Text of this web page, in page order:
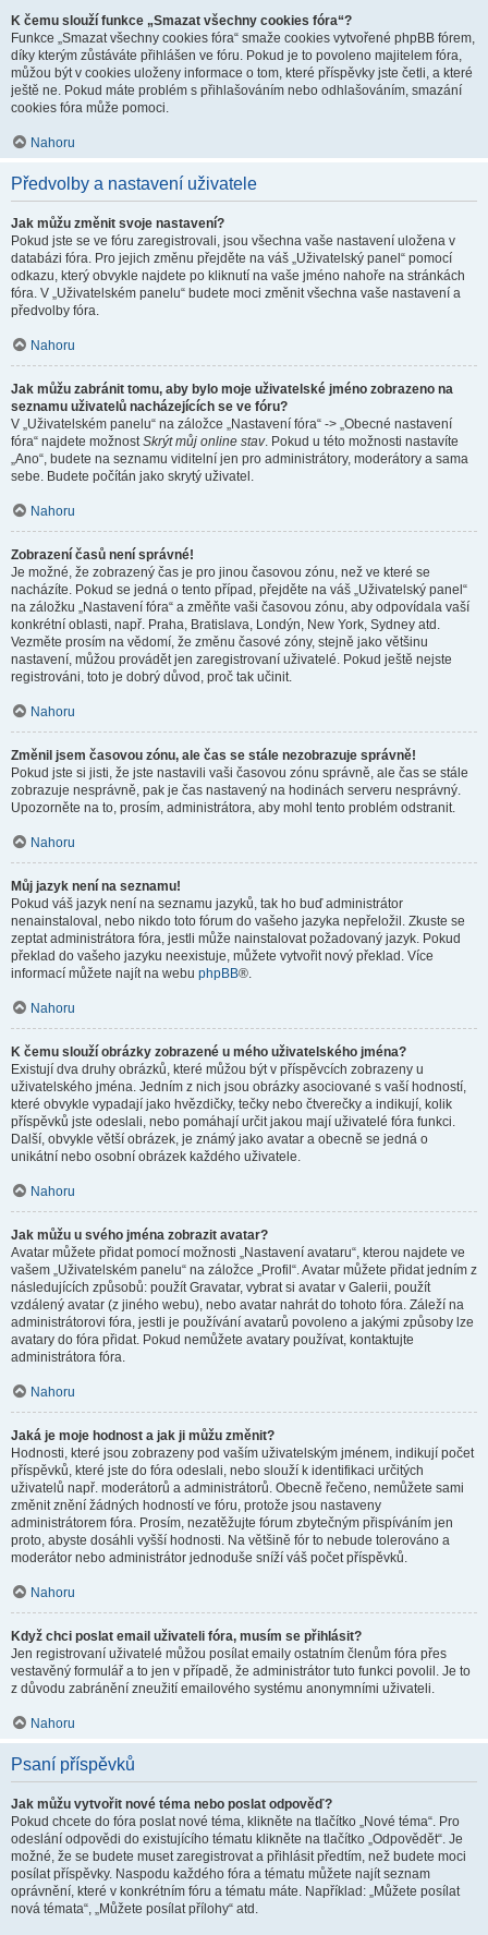
K čemu slouží funkce „Smazat všechny cookies fóra“?
Funkce „Smazat všechny cookies fóra“ smaže cookies vytvořené phpBB fórem,
díky kterým zůstáváte přihlášen ve fóru. Pokud je to povoleno majitelem fóra,
můžou být v cookies uloženy informace o tom, které příspěvky jste četli, a které
ještě ne. Pokud máte problém s přihlašováním nebo odhlašováním, smazání
cookies fóra může pomoci.
Nahoru
Předvolby a nastavení uživatele
Jak můžu změnit svoje nastavení?
Pokud jste se ve fóru zaregistrovali, jsou všechna vaše nastavení uložena v
databázi fóra. Pro jejich změnu přejděte na váš „Uživatelský panel“ pomocí
odkazu, který obvykle najdete po kliknutí na vaše jméno nahoře na stránkách
fóra. V „Uživatelském panelu“ budete moci změnit všechna vaše nastavení a
předvolby fóra.
Nahoru
Jak můžu zabránit tomu, aby bylo moje uživatelské jméno zobrazeno na
seznamu uživatelů nacházejících se ve fóru?
V „Uživatelském panelu“ na záložce „Nastavení fóra“ -> „Obecné nastavení
fóra“ najdete možnostSkrýt můj online stav. Pokud u této možnosti nastavíte
„Ano“, budete na seznamu viditelní jen pro administrátory, moderátory a sama
sebe. Budete počítán jako skrytý uživatel.
Nahoru
Zobrazení časů není správné!
Je možné, že zobrazený čas je pro jinou časovou zónu, než ve které se
nacházíte. Pokud se jedná o tento případ, přejděte na váš „Uživatelský panel“
na záložku „Nastavení fóra“ a změňte vaši časovou zónu, aby odpovídala vaší
konkrétní oblasti, např. Praha, Bratislava, Londýn, New York, Sydney atd.
Vezměte prosím na vědomí, že změnu časové zóny, stejně jako většinu
nastavení, můžou provádět jen zaregistrovaní uživatelé. Pokud ještě nejste
registrováni, toto je dobrý důvod, proč tak učinit.
Nahoru
Změnil jsem časovou zónu, ale čas se stále nezobrazuje správně!
Pokud jste si jisti, že jste nastavili vaši časovou zónu správně, ale čas se stále
zobrazuje nesprávně, pak je čas nastavený na hodinách serveru nesprávný.
Upozorněte na to, prosím, administrátora, aby mohl tento problém odstranit.
Nahoru
Můj jazyk není na seznamu!
Pokud váš jazyk není na seznamu jazyků, tak ho buď administrátor
nenainstaloval, nebo nikdo toto fórum do vašeho jazyka nepřeložil. Zkuste se
zeptat administrátora fóra, jestli může nainstalovat požadovaný jazyk. Pokud
překlad do vašeho jazyku neexistuje, můžete vytvořit nový překlad. Více
informací můžete najít na webu phpBB®.
Nahoru
K čemu slouží obrázky zobrazené u mého uživatelského jména?
Existují dva druhy obrázků, které můžou být v příspěvcích zobrazeny u
uživatelského jména. Jedním z nich jsou obrázky asociované s vaší hodností,
které obvykle vypadají jako hvězdičky, tečky nebo čtverečky a indikují, kolik
příspěvků jste odeslali, nebo pomáhají určit jakou mají uživatelé fóra funkci.
Další, obvykle větší obrázek, je známý jako avatar a obecně se jedná o
unikátní nebo osobní obrázek každého uživatele.
Nahoru
Jak můžu u svého jména zobrazit avatar?
Avatar můžete přidat pomocí možnosti „Nastavení avataru“, kterou najdete ve
vašem „Uživatelském panelu“ na záložce „Profil“. Avatar můžete přidat jedním z
následujících způsobů: použít Gravatar, vybrat si avatar v Galerii, použít
vzdálený avatar (z jiného webu), nebo avatar nahrát do tohoto fóra. Záleží na
administrátorovi fóra, jestli je používání avatarů povoleno a jakými způsoby lze
avatary do fóra přidat. Pokud nemůžete avatary používat, kontaktujte
administrátora fóra.
Nahoru
Jaká je moje hodnost a jak ji můžu změnit?
Hodnosti, které jsou zobrazeny pod vaším uživatelským jménem, indikují počet
příspěvků, které jste do fóra odeslali, nebo slouží k identifikaci určitých
uživatelů např. moderátorů a administrátorů. Obecně řečeno, nemůžete sami
změnit znění žádných hodností ve fóru, protože jsou nastaveny
administrátorem fóra. Prosím, nezatěžujte fórum zbytečným přispíváním jen
proto, abyste dosáhli vyšší hodnosti. Na většině fór to nebude tolerováno a
moderátor nebo administrátor jednoduše sníží váš počet příspěvků.
Nahoru
Když chci poslat email uživateli fóra, musím se přihlásit?
Jen registrovaní uživatelé můžou posílat emaily ostatním členům fóra přes
vestavěný formulář a to jen v případě, že administrátor tuto funkci povolil. Je to
z důvodu zabránění zneužití emailového systému anonymními uživateli.
Nahoru
Psaní příspěvků
Jak můžu vytvořit nové téma nebo poslat odpověď?
Pokud chcete do fóra poslat nové téma, klikněte na tlačítko „Nové téma“. Pro
odeslání odpovědi do existujícího tématu klikněte na tlačítko „Odpovědět“. Je
možné, že se budete muset zaregistrovat a přihlásit předtím, než budete moci
posílat příspěvky. Naspodu každého fóra a tématu můžete najít seznam
oprávnění, které v konkrétním fóru a tématu máte. Například: „Můžete posílat
nová témata“, „Můžete posílat přílohy“ atd.